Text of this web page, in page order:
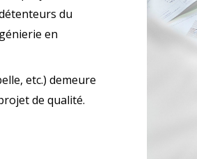
du
en
etc.) demeure
de qualité.